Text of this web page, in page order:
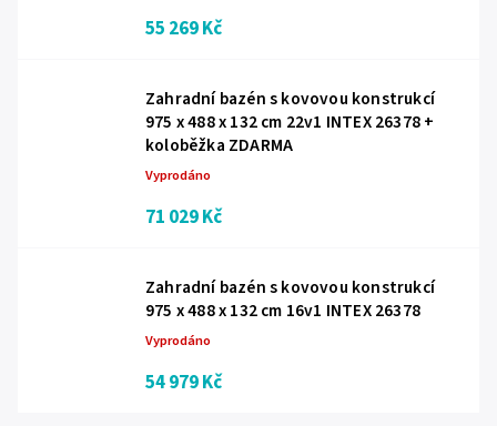
55 269 Kč
Zahradní bazén s kovovou konstrukcí
975 x 488 x 132 cm 22v1 INTEX 26378 +
koloběžka ZDARMA
Vyprodáno
71 029 Kč
Zahradní bazén s kovovou konstrukcí
975 x 488 x 132 cm 16v1 INTEX 26378
Vyprodáno
54 979 Kč